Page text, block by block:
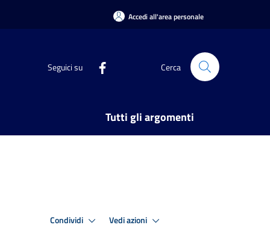
Accedi all'area personale
Seguici su Cerca
Tutti gli argomenti
Condividi Vedi azioni